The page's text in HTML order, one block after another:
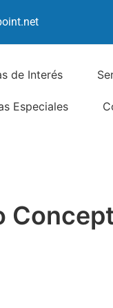
de Interés
Especiales